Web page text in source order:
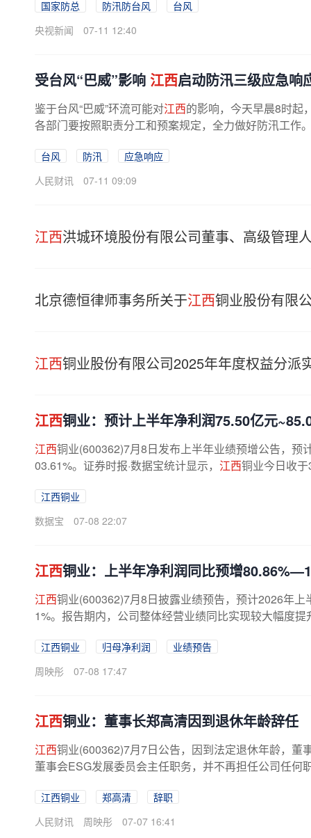
国家防总 防汛防台风
台风
央视新闻
07-11 12:40
受台风“巴威”影响 江西启动防汛三级应急响
鉴于台风“巴威”环流可能对江西的影响，今天早晨8时起
各部门要按照职责分工和预案规定，全力做好防汛工作
台风 防汛
应急响应
人民财讯
07-11 09:09
江西洪城环境股份有限公司董事、高级管理
北京德恒律师事务所关于江西铜业股份有限
江西铜业股份有限公司2025年年度权益分派
江西铜业：预计上半年净利润75.50亿元
江西铜业(600362)7月8日发布上半年业绩预增公告，预
03.61%。证券时报·数据宝统计显示， 江西铜业今日收
江西铜业
数据宝
07-08 22:07
江西铜业：上半年净利润同比预增
江西铜业(600362)7月8日披露业绩预告，预计2026年
1%。报告期内，公司整体经营业绩同比实现较大幅度
江西铜业 归母净利润
业绩预告
周映彤
07-08 17:47
江西铜业：董事长郑高清因到退休年龄辞任
江西铜业(600362)7月7日公告，因到法定退休年龄，
董事会ESG发展委员会主任职务，并不再担任公司任何
江西铜业 郑高清
辞职
人民财讯
周映彤 07-07 16:41